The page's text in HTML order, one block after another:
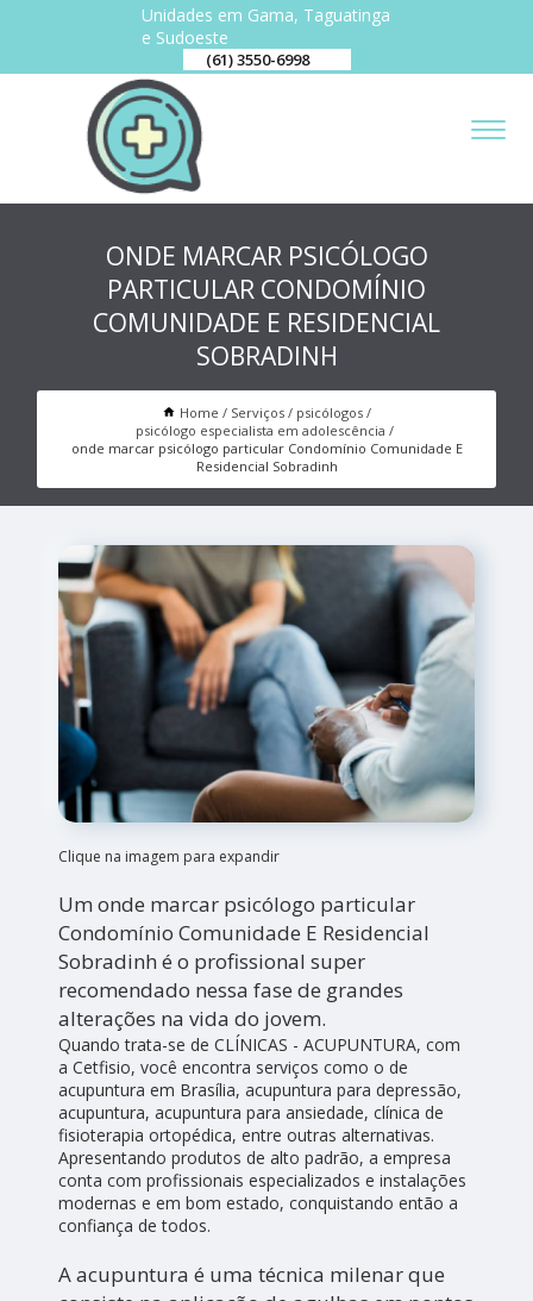
Unidades em Gama, Taguatinga
e Sudoeste
(61) 3550-6998
ONDE MARCAR PSICÓLOGO
PARTICULAR CONDOMÍNIO
COMUNIDADE E RESIDENCIAL
SOBRADINH
Home Serviços
psicólogos
psicólogo especialista em adolescência
onde marcar psicólogo particular Condomínio Comunidade E
Residencial Sobradinh
Clique na imagem para expandir
Um onde marcar psicólogo particular
Condomínio Comunidade E Residencial
Sobradinh é o profissional super
recomendado nessa fase de grandes
alterações na vida do jovem.
Quando trata-se de CLÍNICAS - ACUPUNTURA, com
a Cetfisio, você encontra serviços como o de
acupuntura em Brasília, acupuntura para depressão,
acupuntura, acupuntura para ansiedade, clínica de
fisioterapia ortopédica, entre outras alternativas.
Apresentando produtos de alto padrão, a empresa
conta com profissionais especializados e instalações
modernas e em bom estado, conquistando então a
confiança de todos.
A acupuntura é uma técnica milenar que